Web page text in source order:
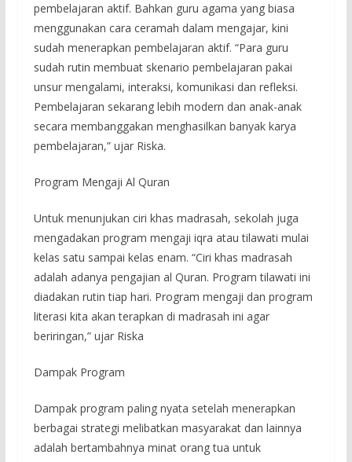
pembelajaran aktif. Bahkan guru agama yang biasa
menggunakan cara ceramah dalam mengajar, kini
sudah menerapkan pembelajaran aktif. “Para guru
sudah rutin membuat skenario pembelajaran pakai
unsur mengalami, interaksi, komunikasi dan refleksi.
Pembelajaran sekarang lebih modern dan anak-anak
secara membanggakan menghasilkan banyak karya
pembelajaran,” ujar Riska.
Program Mengaji Al Quran
Untuk menunjukan ciri khas madrasah, sekolah juga
mengadakan program mengaji iqra atau tilawati mulai
kelas satu sampai kelas enam. “Ciri khas madrasah
adalah adanya pengajian al Quran. Program tilawati ini
diadakan rutin tiap hari. Program mengaji dan program
literasi kita akan terapkan di madrasah ini agar
beriringan,” ujar Riska
Dampak Program
Dampak program paling nyata setelah menerapkan
berbagai strategi melibatkan masyarakat dan lainnya
adalah bertambahnya minat orang tua untuk